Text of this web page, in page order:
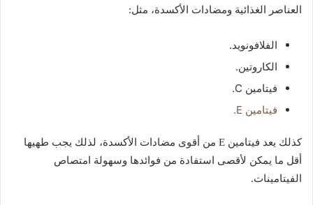
العناصر الغذائية ومضادات الأكسدة، مثل:
الفلافونويد.
الكاروتين.
فيتامين C.
فيتامين E.
كذلك يعد فيتامين E من أقوى مضادات الأكسدة، لذلك يجب طهيها
أقل ما يمكن لأقصى استفادة من فوائدها وسهولة امتصاص
الفيتامينات.